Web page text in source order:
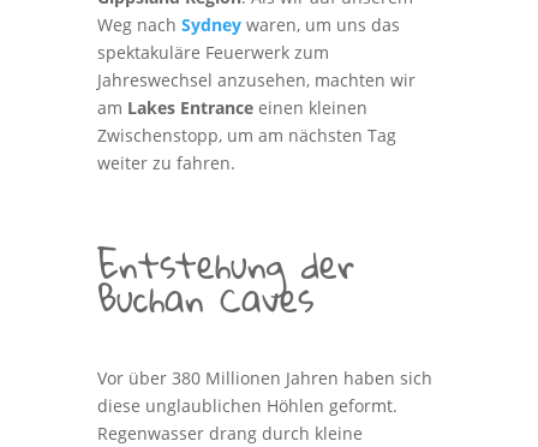
Weg nach Sydneywaren, um uns das
spektakuläre Feuerwerk zum
Jahreswechsel anzusehen, machten wir
am Lakes Entranceeinen kleinen
Zwischenstopp, um am nächsten Tag
weiter zu fahren.
Entstehung der
Buchan Caves
Vor über 380 Millionen Jahren haben sich
diese unglaublichen Höhlen geformt.
Regenwasser drang durch kleine